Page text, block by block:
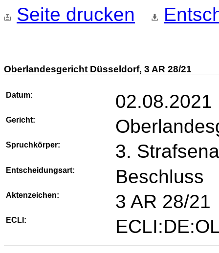
Seite drucken
Oberlandesgericht Düsseldorf, 3 AR 28/21
Datum: 02.08.2021
Gericht:
Spruchkörper: 3.
Entscheidungsart: Beschluss
Aktenzeichen: 3 AR 28/21
ECLI: